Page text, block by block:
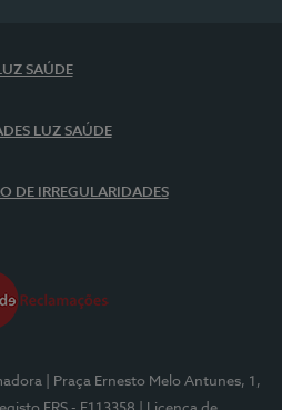
SAÚDE
LUZ SAÚDE
DE IRREGULARIDADES
| Praça Ernesto Melo Antunes, 1,